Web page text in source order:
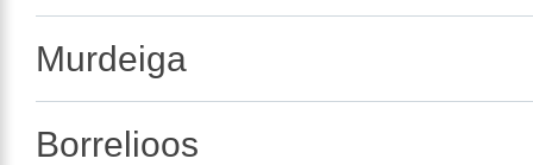
Murdeiga
Borrelioos